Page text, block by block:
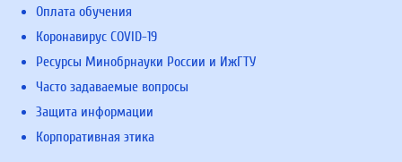
Оплата обучения
Коронавирус COVID-19
Ресурсы Минобрнауки России и ИжГТУ
Часто задаваемые вопросы
Защита информации
Корпоративная этика